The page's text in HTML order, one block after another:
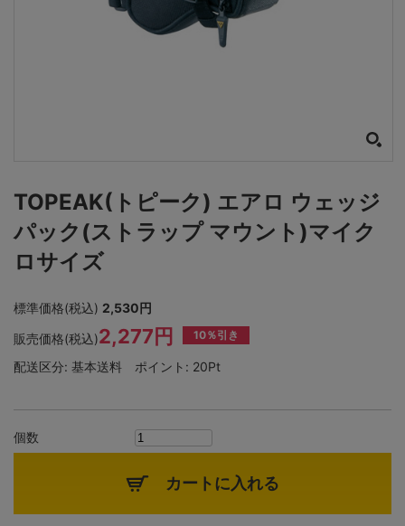
TOPEAK(トピーク) エアロ ウェッジ
パック(ストラップ マウント)マイク
ロサイズ
標準価格(税込) 2,530円
販売価格(税込)2,277円 10％引き
配送区分: 基本送料 ポイント: 20Pt
個数
カートに入れる